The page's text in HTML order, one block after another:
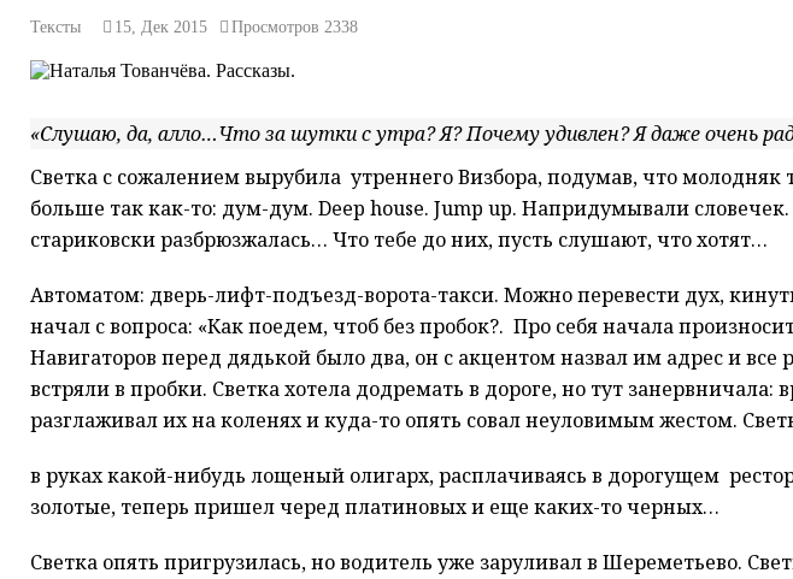
Тексты 15, Дек 2015 Просмотров 2338
«Слушаю, да, алло…Что за шутки с утра? Я? Почему удивлен? Я даже очень
Светка с сожалением вырубила утреннего Визбора, подумав, что молодняк
больше так как-то: дум-дум. Deep house. Jump up. Напридумывали
стариковски разбрюзжалась… Что тебе до них, пусть слушают, что хотят…
Автоматом: дверь-лифт-подъезд-ворота-такси. Можно перевести дух,
начал с вопроса: «Как поедем, чтоб без пробок?. Про себя начала
Навигаторов перед дядькой было два, он с акцентом назвал им адрес и
встряли в пробки. Светка хотела додремать в дороге, но тут
разглаживал их на коленях и куда-то опять совал неуловимым жестом.
в руках какой-нибудь лощеный олигарх, расплачиваясь в дорогущем
золотые, теперь пришел черед платиновых и еще каких-то черных…
Светка опять пригрузилась, но водитель уже заруливал в Шереметьево.